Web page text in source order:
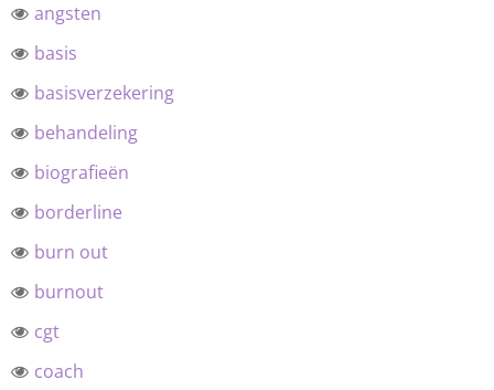
angsten
basis
basisverzekering
behandeling
biografieën
borderline
burn out
burnout
cgt
coach